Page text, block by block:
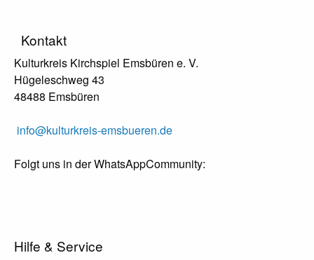
Kontakt
Kulturkreis Kirchspiel Emsbüren e. V.
Hügeleschweg 43
48488 Emsbüren
info@kulturkreis-emsbueren.de
Folgt uns in der WhatsAppCommunity:
Hilfe & Service